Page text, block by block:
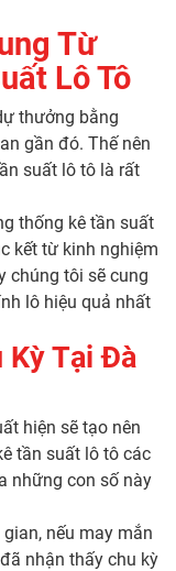
Từ
Lô Tô
thưởng bằng
gần đó. Thế nên
suất lô tô là rất
thống kê tần suất
kết từ kinh nghiệm
chúng tôi sẽ cung
lô hiệu quả nhất
Kỳ Tại Đà
hiện sẽ tạo nên
tần suất lô tô các
những con số này
nếu may mắn
nhận thấy chu kỳ